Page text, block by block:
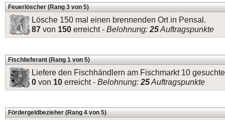
Feuerlöscher (Rang 3 von 5)
Lösche 150 mal einen brennenden Ort in Pensal.
87 von 150 erreicht - Belohnung: 25Auftragspunkte
Fischlieferant (Rang 1 von 5)
Liefere den Fischhändlern am Fischmarkt 10
0 von 10 erreicht - Belohnung: 25Auftragspunkte
Fördergeldbezieher (Rang 4 von 5)